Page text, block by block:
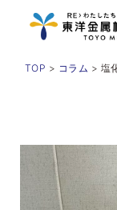
TOP > コラム > 塩